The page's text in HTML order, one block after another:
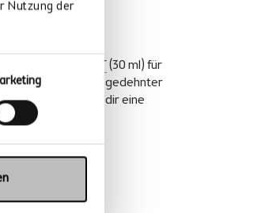
Nutzung der
(30 ml) für
dem Sport, ausgedehnter
Bürotag: Gönn dir eine